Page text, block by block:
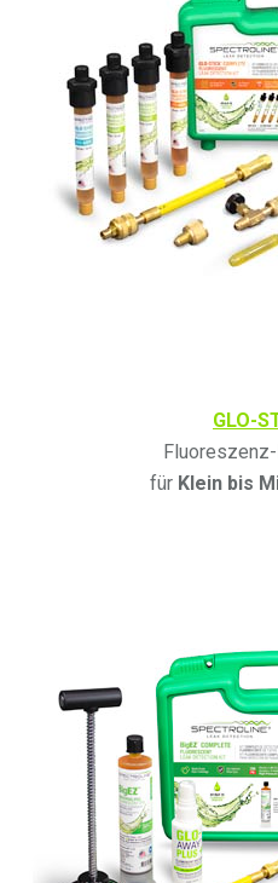
GLO-
für Klein bis